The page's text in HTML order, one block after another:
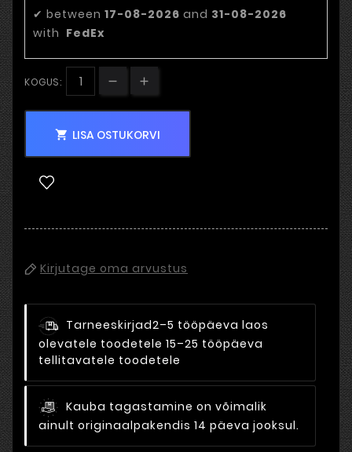
✔ between 17-08-2026 and 31-08-2026
with FedEx
KOGUS:
 LISA OSTUKORVI
Kirjutage oma arvustus
Tarneeskirjad2–5 tööpäeva laos
olevatele toodetele 15–25 tööpäeva
tellitavatele toodetele
Kauba tagastamine on võimalik
ainult originaalpakendis 14 päeva jooksul.